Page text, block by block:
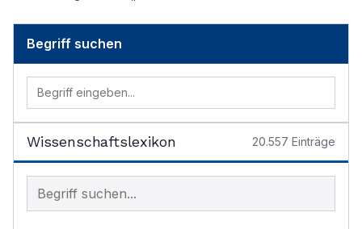
Begriff suchen
Wissenschaftslexikon 20.557 Einträge
Begriff im Lexikon suchen